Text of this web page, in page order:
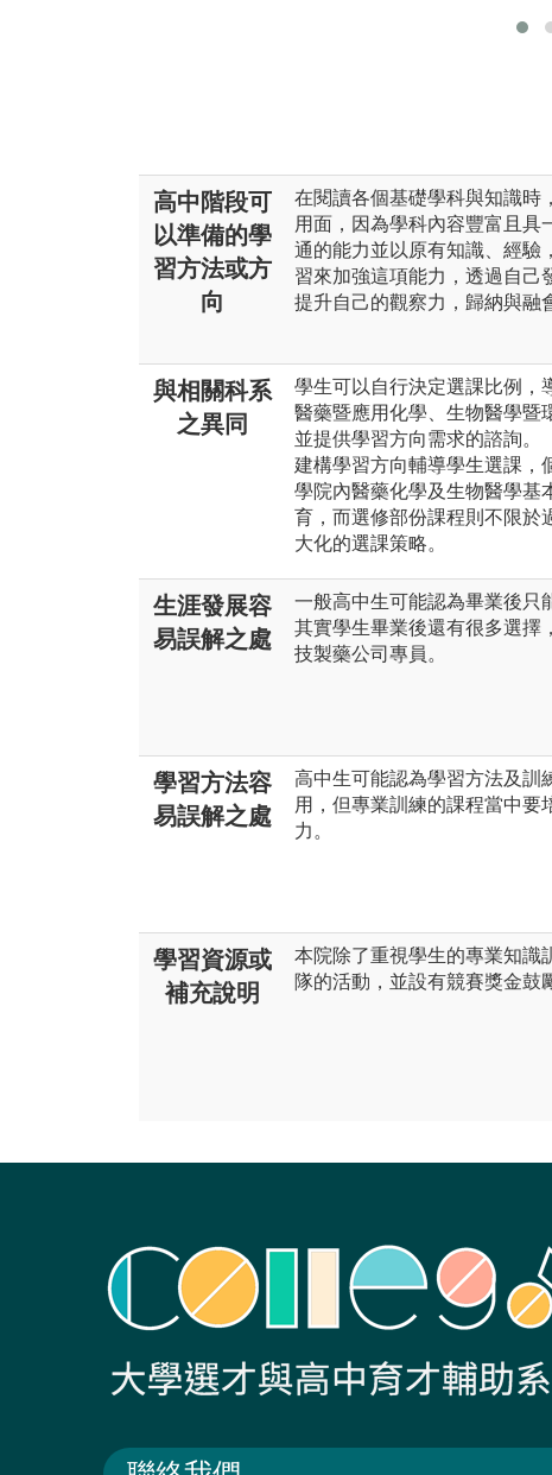
高中階段可
以準備的學
習方法或方
向
在閱讀各個基礎學科與知識時
用面，因為學科內容豐富且具
通的能力並以原有知識、經驗
習來加強這項能力，透過自己
提升自己的觀察力，歸納與融
與相關科系
之異同
學生可以自行決定選課比例，
醫藥暨應用化學、生物醫學暨
並提供學習方向需求的諮詢。
建構學習方向輔導學生選課，
學院內醫藥化學及生物醫學基
育，而選修部份課程則不限於
大化的選課策略。
生涯發展容
易誤解之處
一般高中生可能認為畢業後只
其實學生畢業後還有很多選擇
技製藥公司專員。
學習方法容
易誤解之處
高中生可能認為學習方法及訓
用，但專業訓練的課程當中要
力。
學習資源或
補充說明
本院除了重視學生的專業知識
隊的活動，並設有競賽獎金鼓